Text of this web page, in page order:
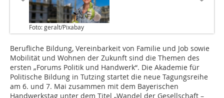
Foto: geralt/Pixabay
Berufliche Bildung, Vereinbarkeit von Familie und Job sowie
Mobilität und Wohnen der Zukunft sind die Themen des
ersten „Forums Politik und Handwerk“. Die Akademie für
Politische Bildung in Tutzing startet die neue Tagungsreihe
am 6. und 7. Mai zusammen mit dem Bayerischen
Handwerkstag unter dem Titel „Wandel der Gesellschaft –